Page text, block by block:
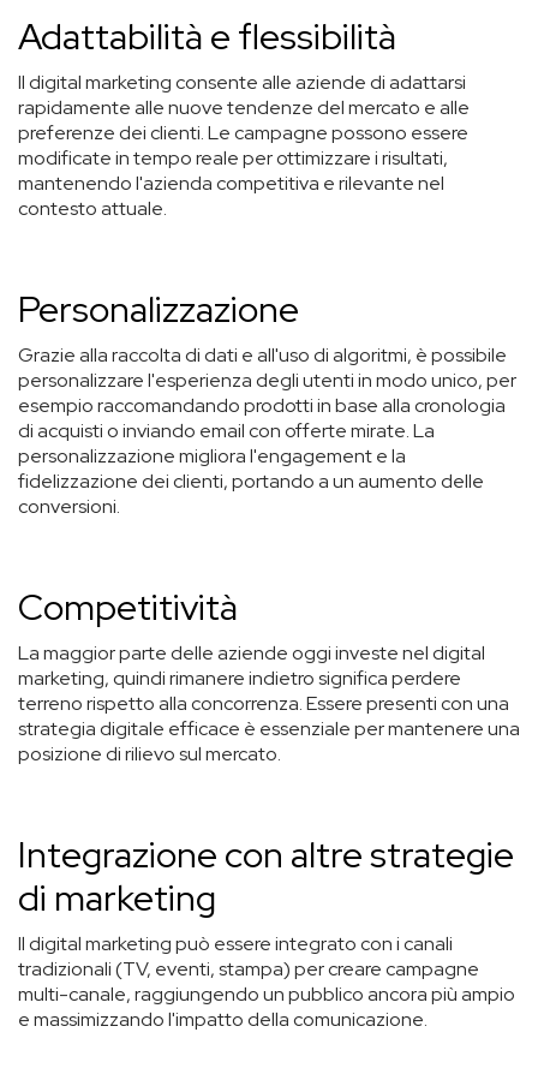
Adattabilità e flessibilità
Il digital marketing consente alle aziende di adattarsi
rapidamente alle nuove tendenze del mercato e alle
preferenze dei clienti. Le campagne possono essere
modificate in tempo reale per ottimizzare i risultati,
mantenendo l'azienda competitiva e rilevante nel
contesto attuale.
Personalizzazione
Grazie alla raccolta di dati e all'uso di algoritmi, è possibile
personalizzare l'esperienza degli utenti in modo unico, per
esempio raccomandando prodotti in base alla cronologia
di acquisti o inviando email con offerte mirate. La
personalizzazione migliora l'engagement e la
fidelizzazione dei clienti, portando a un aumento delle
conversioni.
Competitività
La maggior parte delle aziende oggi investe nel digital
marketing, quindi rimanere indietro significa perdere
terreno rispetto alla concorrenza. Essere presenti con una
strategia digitale efficace è essenziale per mantenere una
posizione di rilievo sul mercato.
Integrazione con altre strategie
di marketing
Il digital marketing può essere integrato con i canali
tradizionali (TV, eventi, stampa) per creare campagne
multi-canale, raggiungendo un pubblico ancora più ampio
e massimizzando l'impatto della comunicazione.